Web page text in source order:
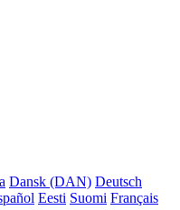
Dansk (DAN) Deutsch
Eesti Suomi Français